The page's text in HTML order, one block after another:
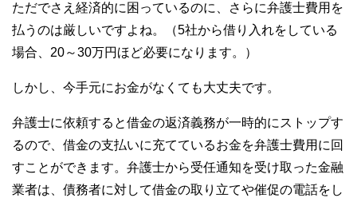
ただでさえ経済的に困っているのに、さらに弁護士費用を
払うのは厳しいですよね。（5社から借り入れをしている
場合、20～30万円ほど必要になります。）
しかし、今手元にお金がなくても大丈夫です。
弁護士に依頼すると借金の返済義務が一時的にストップす
るので、借金の支払いに充てているお金を弁護士費用に回
すことができます。弁護士から受任通知を受け取った金融
業者は、債務者に対して借金の取り立てや催促の電話をし